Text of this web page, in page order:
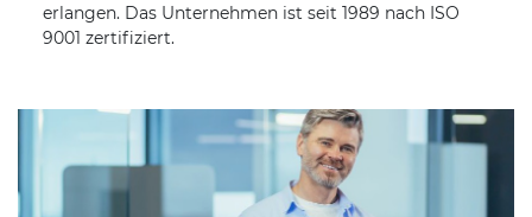
erlangen. Das Unternehmen ist seit 1989 nach ISO
9001 zertifiziert.